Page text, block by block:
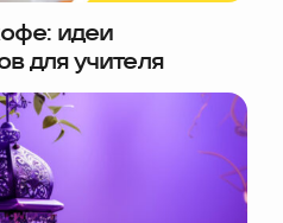
идеи
для учителя